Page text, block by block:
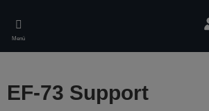
main
content
Menü
EF-73 Support